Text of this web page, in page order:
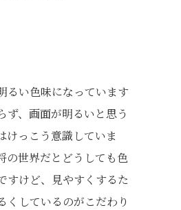
るい色味になっています
ず、画面が明るいと思う
けっこう意識していま
の世界だとどうしても色
すけど、見やすくするた
くしているのがこだわり